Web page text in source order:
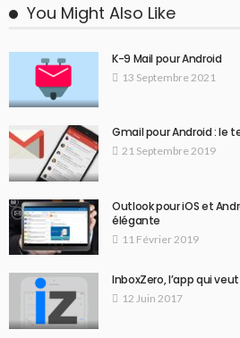
You Might Also Like
K-9 Mail pour Android
13 Septembre 2021
Gmail pour Android : le
21 Septembre 2019
Outlook pour iOS et
élégante
11 Février 2019
InboxZero, l’app qui
12 Juin 2017